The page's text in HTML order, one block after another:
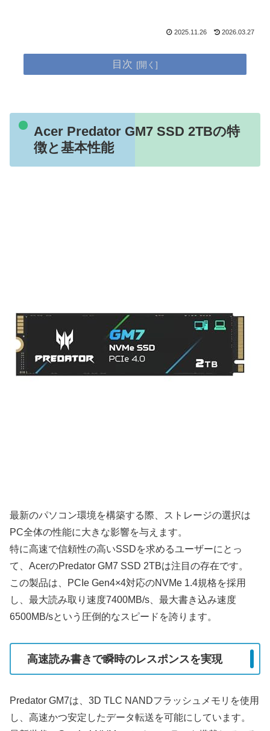
2025.11.26 2026.03.27
目次
Acer Predator GM7 SSD 2TBの特
徴と基本性能
最新のパソコン環境を構築する際、ストレージの選択は
PC全体の性能に大きな影響を与えます。
特に高速で信頼性の高いSSDを求めるユーザーにとっ
て、AcerのPredator GM7 SSD 2TBは注目の存在です。
この製品は、PCIe Gen4×4対応のNVMe 1.4規格を採用
し、最大読み取り速度7400MB/s、最大書き込み速度
6500MB/sという圧倒的なスピードを誇ります。
高速読み書きで瞬時のレスポンスを実現
Predator GM7は、3D TLC NANDフラッシュメモリを使用
し、高速かつ安定したデータ転送を可能にしています。